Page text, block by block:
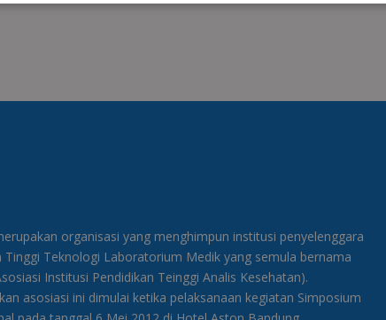
organisasi yang menghimpun institusi penyelenggara
Tinggi Teknologi Laboratorium Medik yang semula bernama
Institusi Pendidikan Teinggi Analis Kesehatan).
asosiasi ini dimulai ketika pelaksanaan kegiatan Simposium